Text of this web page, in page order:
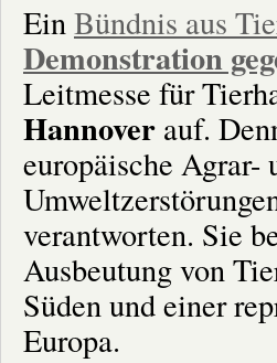
EinBündnis aus
Demonstration
Leitmesse für
Hannover auf.
europäische Agrar-
verantworten. Sie
Ausbeutung von
Süden und einer
Europa.